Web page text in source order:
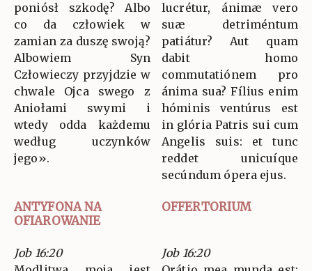
poniósł szkodę? Albo
co da człowiek w
zamian za duszę swoją?
Albowiem Syn
Człowieczy przyjdzie w
chwale Ojca swego z
Aniołami swymi i
wtedy odda każdemu
według uczynków
jego».
lucrétur, ánimæ vero
suæ detriméntum
patiátur? Aut quam
dabit homo
commutatiónem pro
ánima sua? Fílius enim
hóminis ventúrus est
in glória Patris sui cum
Angelis suis: et tunc
reddet unicuíque
secúndum ópera ejus.
ANTYFONA NA
OFIAROWANIE
OFFERTORIUM
Job 16:20
Job 16:20